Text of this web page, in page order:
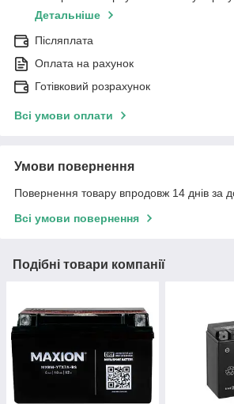
Детальніше
Післяплата
Оплата на рахунок
Готівковий розрахунок
Всі умови оплати
Умови повернення
Повернення товару впродовж 14 днів за
Всі умови повернення
Подібні товари компанії